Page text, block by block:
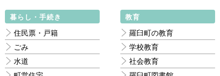
暮らし・手続き
住民票・戸籍
ごみ
水道
教育
羅臼町の教育
学校教育
社会教育